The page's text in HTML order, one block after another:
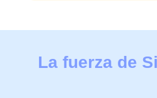
La fuerza de